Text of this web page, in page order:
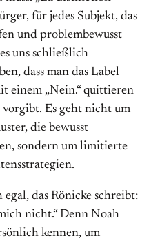
für jedes Subjekt, das
und problembewusst
uns schließlich
dass man das Label
einem „Nein.“ quittieren
vorgibt. Es geht nicht um
die bewusst
sondern um limitierte
egal, das Rönicke schreibt:
nicht.“ Denn Noah
kennen, um